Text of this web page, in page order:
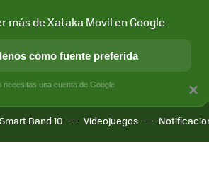
Y SOCIEDAD APLICACIONES
Band 10 Videojuegos
×
más de Xataka Movil en Google
como fuente preferida
necesitas una cuenta de Google